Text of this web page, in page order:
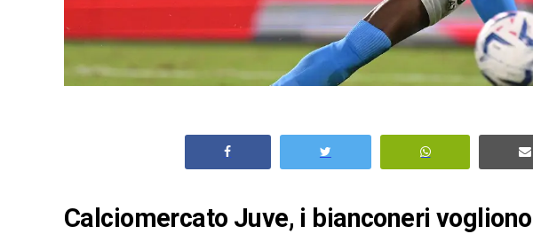
Calciomercato Juve, i bianconeri